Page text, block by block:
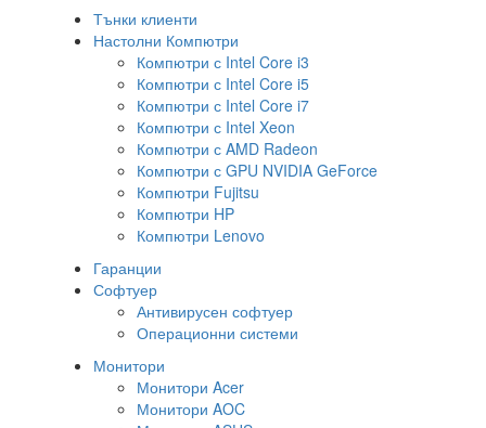
Тънки клиенти
Настолни Компютри
Компютри с Intel Core i3
Компютри с Intel Core i5
Компютри с Intel Core i7
Компютри с Intel Xeon
Компютри с AMD Radeon
Компютри с GPU NVIDIA GeForce
Компютри Fujitsu
Компютри HP
Компютри Lenovo
Гаранции
Софтуер
Антивирусен софтуер
Операционни системи
Монитори
Монитори Acer
Монитори AOC